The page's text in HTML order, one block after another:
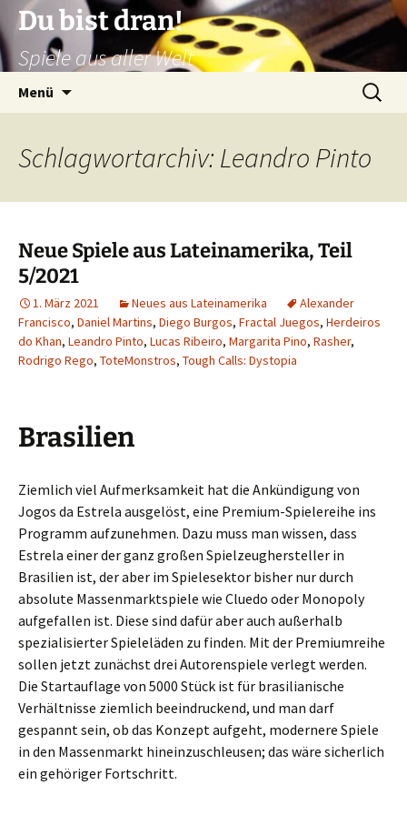
Zum
Inhalt
springen
Du bist dran!
Spiele aus aller Welt
Menü
Suchen
nach:
Schlagwortarchiv: Leandro Pinto
Neue Spiele aus Lateinamerika, Teil
5/2021
1. März 2021 Neues aus Lateinamerika
Alexander
Francisco, Daniel Martins, Diego Burgos, Fractal Juegos, Herdeiros
do Khan, Leandro Pinto, Lucas Ribeiro, Margarita Pino, Rasher,
Rodrigo Rego, ToteMonstros, Tough Calls: Dystopia
Brasilien
Ziemlich viel Aufmerksamkeit hat die Ankündigung von
Jogos da Estrela ausgelöst, eine Premium-Spielereihe ins
Programm aufzunehmen. Dazu muss man wissen, dass
Estrela einer der ganz großen Spielzeughersteller in
Brasilien ist, der aber im Spielesektor bisher nur durch
absolute Massenmarktspiele wie Cluedo oder Monopoly
aufgefallen ist. Diese sind dafür aber auch außerhalb
spezialisierter Spieleläden zu finden. Mit der Premiumreihe
sollen jetzt zunächst drei Autorenspiele verlegt werden.
Die Startauflage von 5000 Stück ist für brasilianische
Verhältnisse ziemlich beeindruckend, und man darf
gespannt sein, ob das Konzept aufgeht, modernere Spiele
in den Massenmarkt hineinzuschleusen; das wäre sicherlich
ein gehöriger Fortschritt.